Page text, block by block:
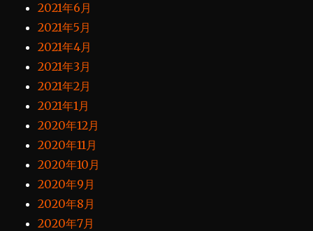
2021年6月
2021年5月
2021年4月
2021年3月
2021年2月
2021年1月
2020年12月
2020年11月
2020年10月
2020年9月
2020年8月
2020年7月